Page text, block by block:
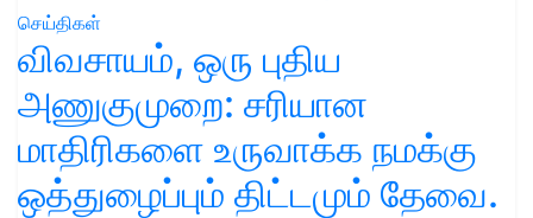
செய்திகள்
விவசாயம், ஒரு புதிய
அணுகுமுறை: சரியான
மாதிரிகளை உருவாக்க நமக்கு
ஒத்துழைப்பும் திட்டமும் தேவை.